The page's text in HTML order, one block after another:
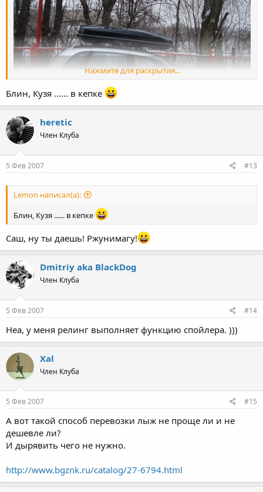
Нажмите для раскрытия...
Блин, Кузя ...... в кепке
heretic
Член Клуба
5 Фев 2007 #13
Lemon написал(а):
Блин, Кузя ...... в кепке
Саш, ну ты даешь! Ржунимагу!
Dmitriy aka BlackDog
Член Клуба
5 Фев 2007 #14
Неа, у меня релинг выполняет функцию спойлера. )))
Xal
Член Клуба
5 Фев 2007 #15
А вот такой способ перевозки лыж не проще ли и не
дешевле ли?
И дырявить чего не нужно.
http://www.bgznk.ru/catalog/27-6794.html